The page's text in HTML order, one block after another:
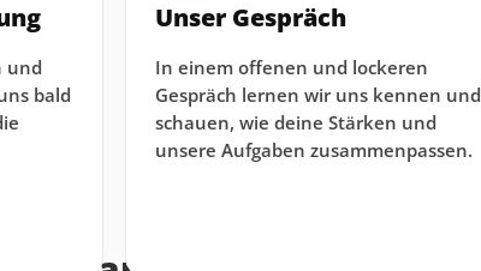
und
bald
Unser Gespräch
In einem offenen und lockeren
Gespräch lernen wir uns kennen und
schauen, wie deine Stärken und
unsere Aufgaben zusammenpassen.